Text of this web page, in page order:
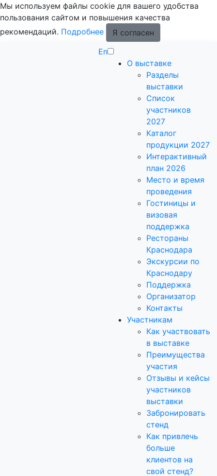
Мы используем файлы cookie для вашего удобства
пользования сайтом и повышения качества
рекомендаций. Подробнее
Я согласен
En
О выставке
Разделы
выставки
Список
участников
2027
Каталог
продукции 2027
Интерактивный
план 2026
Место и время
проведения
Гостиницы и
визовая
поддержка
Рестораны
Краснодара
Экскурсии по
Краснодару
Поддержка
Организатор
Контакты
Участникам
Как участвовать
в выставке
Преимущества
участия
Отзывы и кейсы
участников
выставки
Забронировать
стенд
Как привлечь
больше
клиентов на
свой стенд?